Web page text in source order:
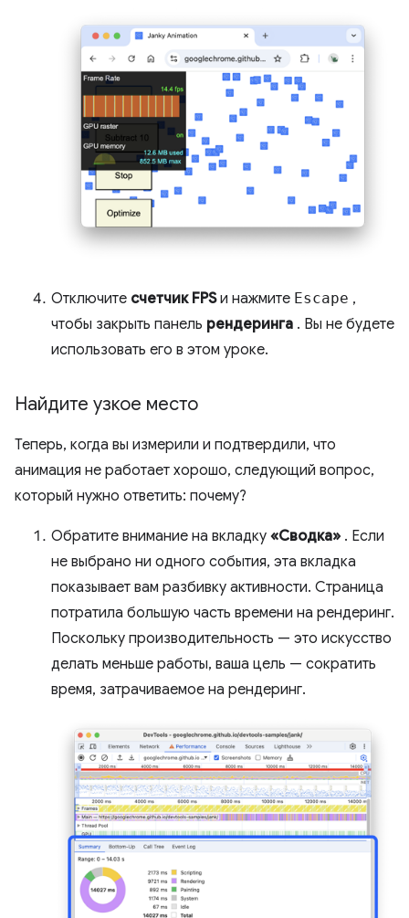
Отключите счетчик FPSи нажмите Escape ,
чтобы закрыть панель рендеринга . Вы не будете
использовать его в этом уроке.
Найдите узкое место
Теперь, когда вы измерили и подтвердили, что
анимация не работает хорошо, следующий вопрос,
который нужно ответить: почему?
Обратите внимание на вкладку «Сводка» . Если
не выбрано ни одного события, эта вкладка
показывает вам разбивку активности. Страница
потратила большую часть времени на рендеринг.
Поскольку производительность — это искусство
делать меньше работы, ваша цель — сократить
время, затрачиваемое на рендеринг.